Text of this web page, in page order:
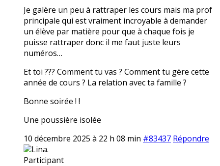
Je galère un peu à rattraper les cours mais ma prof
principale qui est vraiment incroyable à demander
un élève par matière pour que à chaque fois je
puisse rattraper donc il me faut juste leurs
numéros…
Et toi ??? Comment tu vas ? Comment tu gère cette
année de cours ? La relation avec ta famille ?
Bonne soirée ! !
Une poussière isolée
10 décembre 2025 à 22 h 08 min #83437 Répondre
Lina.
Participant